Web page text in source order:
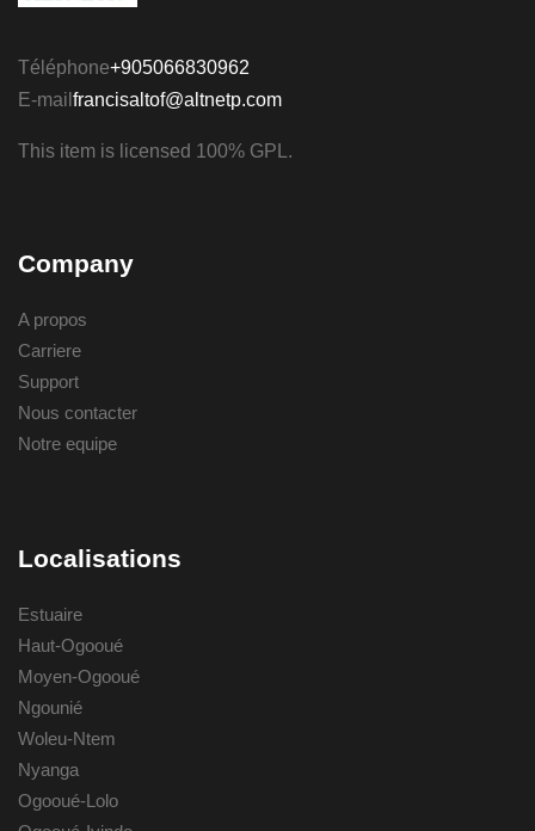
Téléphone+905066830962
E-mail francisaltof@altnetp.com
This item is licensed 100% GPL.
Company
A propos
Carriere
Support
Nous contacter
Notre equipe
Localisations
Estuaire
Haut-Ogooué
Moyen-Ogooué
Ngounié
Woleu-Ntem
Nyanga
Ogooué-Lolo